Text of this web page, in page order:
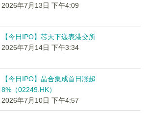
2026年7月13日 下午4:09
【今日IPO】芯天下递表港交所
2026年7月14日 下午3:34
【今日IPO】晶合集成首日涨超
8%（02249.HK）
2026年7月10日 下午4:57